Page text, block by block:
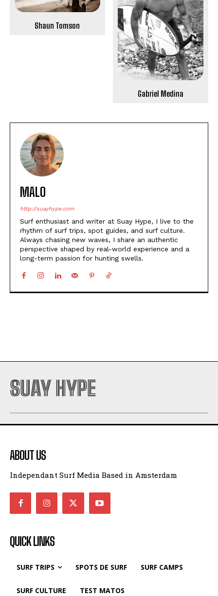
Shaun Tomson
Gabriel Medina
MALO
http://suayhype.com
Surf enthusiast and writer at Suay Hype, I live to the
rhythm of surf trips, spot guides, and surf culture.
Always chasing new waves, I share an authentic
perspective shaped by real-world experience and a
long-term passion for hunting swells.
SUAY HYPE
ABOUT US
Independant Surf Media Based in Amsterdam
QUICK LINKS
SURF TRIPS SPOTS DE SURF SURF CAMPS
SURF CULTURE TEST MATOS